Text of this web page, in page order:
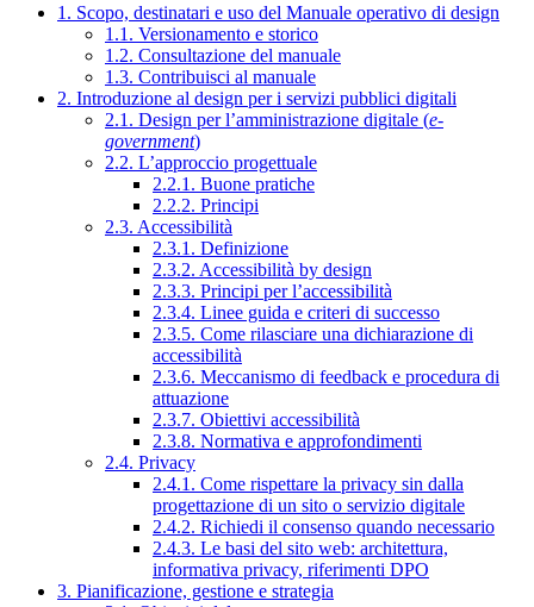
1. Scopo, destinatari e uso del Manuale operativo di design
1.1. Versionamento e storico
1.2. Consultazione del manuale
1.3. Contribuisci al manuale
2. Introduzione al design per i servizi pubblici digitali
2.1. Design per l’amministrazione digitale (e-
government)
2.2. L’approccio progettuale
2.2.1. Buone pratiche
2.2.2. Principi
2.3. Accessibilità
2.3.1. Definizione
2.3.2. Accessibilità by design
2.3.3. Principi per l’accessibilità
2.3.4. Linee guida e criteri di successo
2.3.5. Come rilasciare una dichiarazione di
accessibilità
2.3.6. Meccanismo di feedback e procedura di
attuazione
2.3.7. Obiettivi accessibilità
2.3.8. Normativa e approfondimenti
2.4. Privacy
2.4.1. Come rispettare la privacy sin dalla
progettazione di un sito o servizio digitale
2.4.2. Richiedi il consenso quando necessario
2.4.3. Le basi del sito web: architettura,
informativa privacy, riferimenti DPO
3. Pianificazione, gestione e strategia